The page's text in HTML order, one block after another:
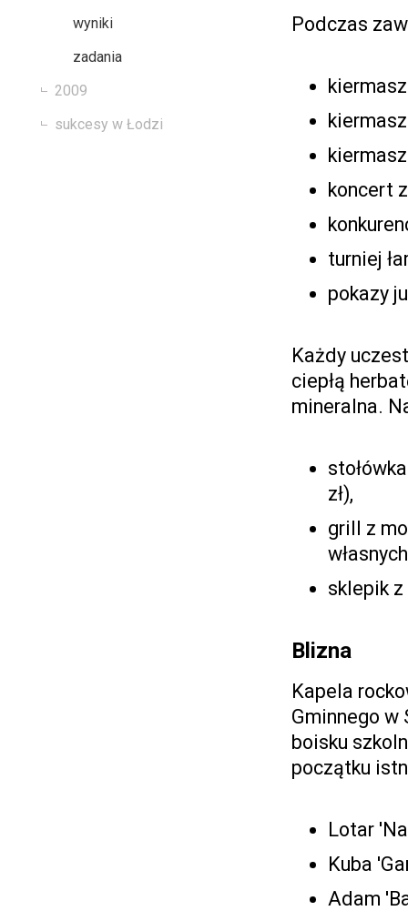
wyniki
zadania
2009
sukcesy w Łodzi
Podczas
koncert
turniej
pokazy
Każdy
ciepłą
mineralna.
zł),
grill z
sklepik
Blizna
Kapela
Gminnego w
boisku
początku
Lotar
Kuba
Adam